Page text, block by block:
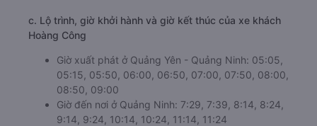
c. Lộ trình, giờ khởi hành và giờ kết thúc của xe khách
Hoàng Công
Giờ xuất phát ở Quảng Yên - Quảng Ninh: 05:05,
05:15, 05:50, 06:00, 06:50, 07:00, 07:50, 08:00,
08:50, 09:00
Giờ đến nơi ở Quảng Ninh: 7:29, 7:39, 8:14, 8:24,
9:14, 9:24, 10:14, 10:24, 11:14, 11:24